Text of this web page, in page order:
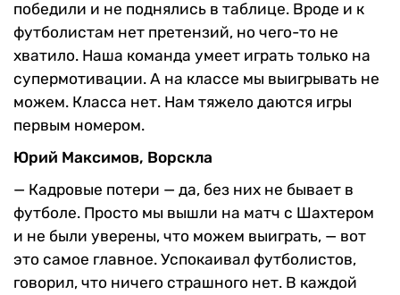
победили и не поднялись в таблице. Вроде и к
футболистам нет претензий, но чего-то не
хватило. Наша команда умеет играть только на
супермотивации. А на классе мы выигрывать не
можем. Класса нет. Нам тяжело даются игры
первым номером.
Юрий Максимов, Ворскла
— Кадровые потери — да, без них не бывает в
футболе. Просто мы вышли на матч с Шахтером
и не были уверены, что можем выиграть, — вот
это самое главное. Успокаивал футболистов,
говорил, что ничего страшного нет. В каждой